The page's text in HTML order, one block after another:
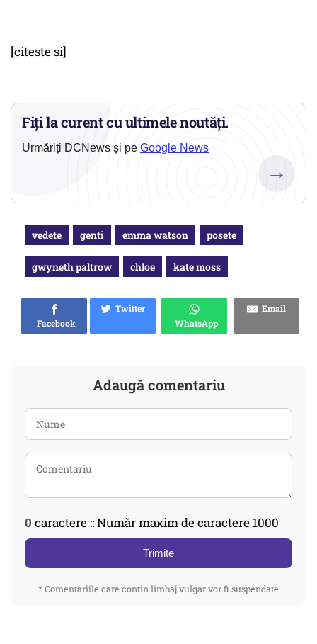
[citeste si]
Fiți la curent cu ultimele noutăți.
Urmăriți DCNews și pe Google News
→
vedete genti emma watson posete
gwyneth paltrow chloe kate moss
Facebook
Twitter
WhatsApp
Email
Adaugă comentariu
0 caractere :: Număr maxim de caractere 1000
Trimite
* Comentariile care contin limbaj vulgar vor fi suspendate